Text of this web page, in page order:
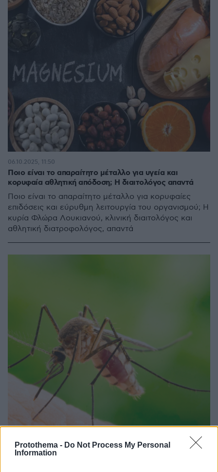
Protothema - Do Not Process My Personal
Information
Ποιο είναι το απαραίτητο μέταλλο για υγεία και
κορυφαία αθλητική απόδοση; Η διαιτολόγος απαντά
Ποιο είναι το απαραίτητο μέταλλο για κορυφαίες
επιδόσεις και εύρυθμη λειτουργία του οργανισμού; Η
κυρία Φλώρα Λουκιανού, κλινική διαιτολόγος και
αθλητική διατροφολόγος, απαντά
06.10.2025, 11:50